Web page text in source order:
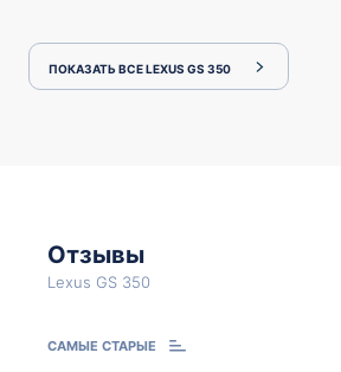
ПОКАЗАТЬ ВСЕ LEXUS GS 350
Отзывы
Lexus GS 350
САМЫЕ СТАРЫЕ